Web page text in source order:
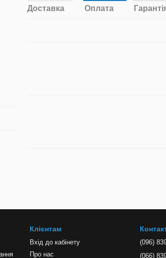
Доставка Оплата
Клієнтам
Вхід до кабінету
Про нас
(096)
(066)